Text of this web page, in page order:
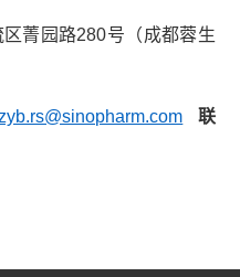
菁园路280号（成都蓉生
联